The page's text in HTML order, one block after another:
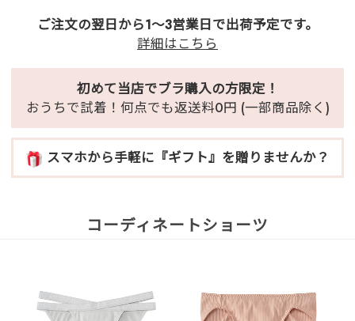
ご注文の翌日から1～3営業日で出荷予定です。
詳細はこちら
初めて当店でブラ購入の方限定！
おうちで試着！何点でも返送料0円 (一部商品除く)
スマホから手軽に『ギフト』を贈りませんか？
コーディネートショーツ